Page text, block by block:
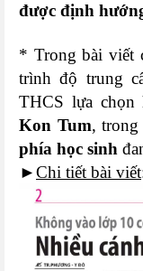
được định
* Trong bài viết
trình độ trung
THCS lựa chọn
Kon Tum,
phía học sinh
►Chi tiết bài viết